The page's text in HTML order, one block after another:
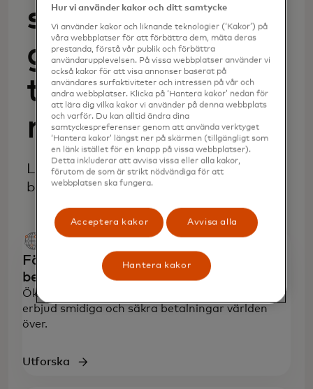
storlekar att
genomföra
transaktioner
mer effektivt
Lösningar för att acceptera
betalningar med Mastercard.
Fördelarna med att acceptera
betalningar
Öka försäljningen, imponera på kunderna och
erbjud smidiga och säkra betalningar världen
över.
Utforska
Hur vi använder kakor och ditt samtycke
Vi använder kakor och liknande teknologier (‘Kakor’) på
våra webbplatser för att förbättra dem, mäta deras
prestanda, förstå vår publik och förbättra
användarupplevelsen. På vissa webbplatser använder vi
också kakor för att visa annonser baserat på
användares surfaktiviteter och intressen på vår och
andra webbplatser. Klicka på ‘Hantera kakor’ nedan för
att lära dig vilka kakor vi använder på denna webbplats
och varför. Du kan alltid ändra dina
samtyckespreferenser genom att använda verktyget
‘Hantera kakor’ längst ner på skärmen (tillgängligt som
en länk istället för en knapp på vissa webbplatser).
Detta inkluderar att avvisa vissa eller alla kakor,
förutom de som är strikt nödvändiga för att
webbplatsen ska fungera.
Acceptera kakor Avvisa alla
Hantera kakor